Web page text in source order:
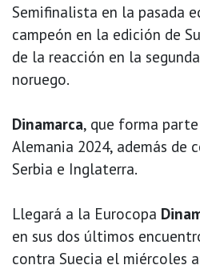
Semifinalista en la pasada
campeón en la edición de
de la reacción en la
noruego.
Dinamarca, que forma
Alemania 2024, además de
Serbia e Inglaterra.
Llegará a la Eurocopa
en sus dos últimos
contra Suecia el miércoles